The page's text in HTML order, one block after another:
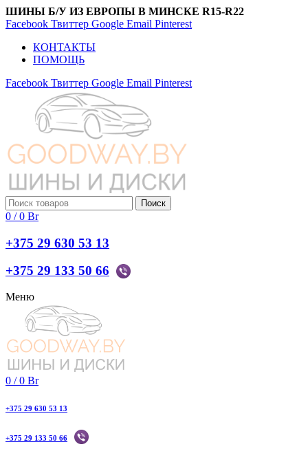
ШИНЫ Б/У ИЗ ЕВРОПЫ В МИНСКЕ R15-R22
Facebook Твиттер Google Email Pinterest
КОНТАКТЫ
ПОМОЩЬ
Facebook Твиттер Google Email Pinterest
Поиск
0 / 0 Br
+375 29 630 53 13
+375 29 133 50 66
Меню
0 / 0 Br
+375 29 630 53 13
+375 29 133 50 66